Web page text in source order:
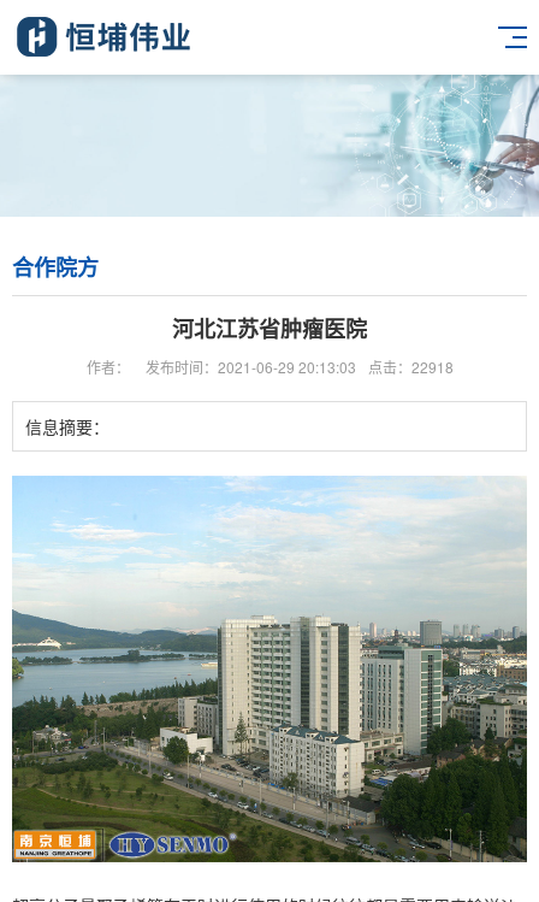
合作院方
河北江苏省肿瘤医院
作者： 发布时间：2021-06-29 20:13:03 点击：22918
信息摘要：